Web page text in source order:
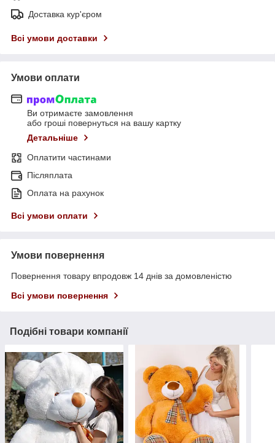
Доставка кур'єром
Всі умови доставки
Умови оплати
Ви отримаєте замовлення
або гроші повернуться на вашу картку
Детальніше
Оплатити частинами
Післяплата
Оплата на рахунок
Всі умови оплати
Умови повернення
Повернення товару впродовж 14 днів за домовленістю
Всі умови повернення
Подібні товари компанії